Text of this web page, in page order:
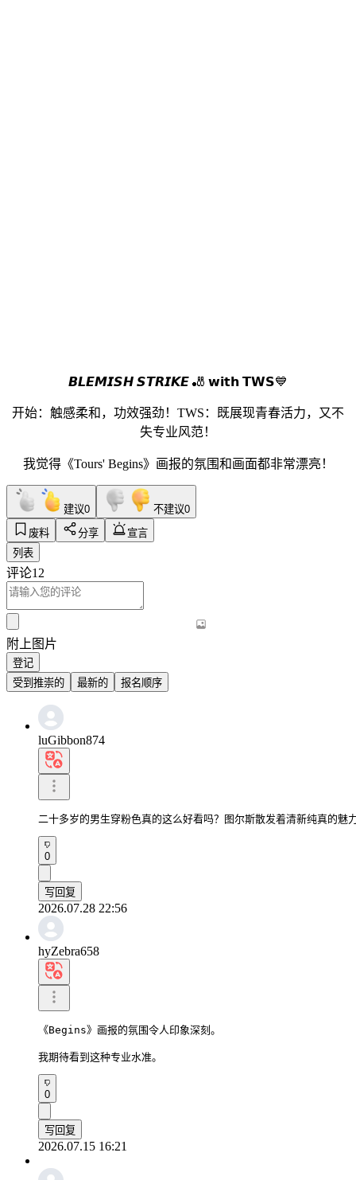
𝘽𝙇𝙀𝙈𝙄𝙎𝙃 𝙎𝙏𝙍𝙄𝙆𝙀 🎳 𝘄𝗶𝘁𝗵 𝗧𝗪𝗦💙
开始：触感柔和，功效强劲！TWS：既展现青春活力，又不
失专业风范！
我觉得《Tours' Begins》画报的氛围和画面都非常漂亮！
建议0 不建议0
废料
分享
宣言
列表
评论12
附上图片
登记
受到推崇的
最新的 报名顺序
luGibbon874
二十多岁的男生穿粉色真的这么好看吗？图尔斯散发着清新纯真的魅
0
写回复
2026.07.28 22:56
hyZebra658
《Begins》画报的氛围令人印象深刻。
我期待看到这种专业水准。
0
写回复
2026.07.15 16:21